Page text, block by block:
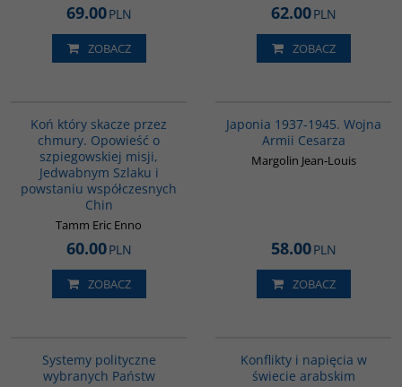
69.00PLN
ZOBACZ
62.00PLN
ZOBACZ
Koń który skacze przez
chmury. Opowieść o
szpiegowskiej misji,
Jedwabnym Szlaku i
powstaniu współczesnych
Chin
Tamm Eric Enno
60.00PLN
ZOBACZ
Japonia 1937-1945. Wojna
Armii Cesarza
Margolin Jean-Louis
58.00PLN
ZOBACZ
Systemy polityczne
wybranych Państw
Konflikty i napięcia w
świecie arabskim